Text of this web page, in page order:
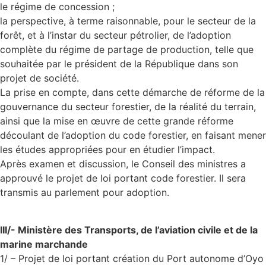
le régime de concession ;
la perspective, à terme raisonnable, pour le secteur de la
forêt, et à l’instar du secteur pétrolier, de l’adoption
complète du régime de partage de production, telle que
souhaitée par le président de la République dans son
projet de société.
La prise en compte, dans cette démarche de réforme de la
gouvernance du secteur forestier, de la réalité du terrain,
ainsi que la mise en œuvre de cette grande réforme
découlant de l’adoption du code forestier, en faisant mener
les études appropriées pour en étudier l’impact.
Après examen et discussion, le Conseil des ministres a
approuvé le projet de loi portant code forestier. Il sera
transmis au parlement pour adoption.
III/- Ministère des Transports, de l’aviation civile et de la
marine marchande
1/ – Projet de loi portant création du Port autonome d’Oyo